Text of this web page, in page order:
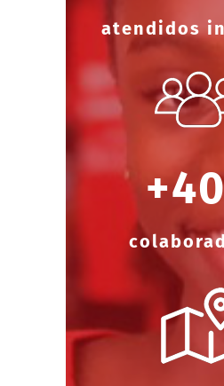
atendidos